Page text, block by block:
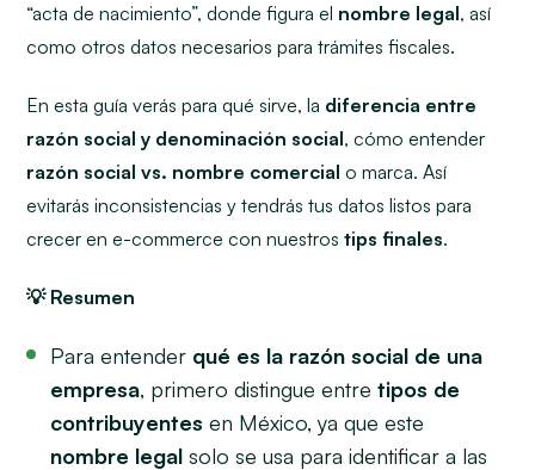
“acta de nacimiento”, donde figura el nombre legal, así
como otros datos necesarios para trámites fiscales.
En esta guía verás para qué sirve, la diferencia entre
razón social y denominación social, cómo entender
razón social vs. nombre comercialo marca. Así
evitarás inconsistencias y tendrás tus datos listos para
crecer en e-commerce con nuestrostips finales.
💡 Resumen
Para entender qué es la razón social de una
empresa, primero distingue entretipos de
contribuyentes en México, ya que este
nombre legal solo se usa para identificar a las